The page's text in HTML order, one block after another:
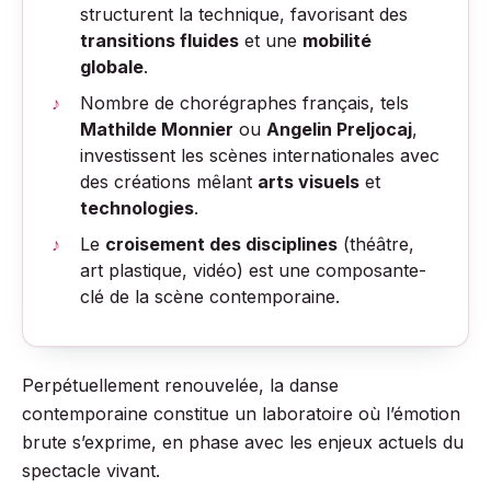
structurent la technique, favorisant des
transitions fluides et une mobilité
globale.
Nombre de chorégraphes français, tels
Mathilde Monnier ou Angelin Preljocaj,
investissent les scènes internationales avec
des créations mêlant arts visuels et
technologies.
Le croisement des disciplines (théâtre,
art plastique, vidéo) est une composante-
clé de la scène contemporaine.
Perpétuellement renouvelée, la danse
contemporaine constitue un laboratoire où l’émotion
brute s’exprime, en phase avec les enjeux actuels du
spectacle vivant.